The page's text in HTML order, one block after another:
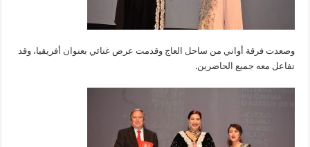
وصعدت فرقة أواني من ساحل العاج وقدمت عرض غنائي بعنوان أفريقيا، وقد
تفاعل معه جميع الحاضرين.